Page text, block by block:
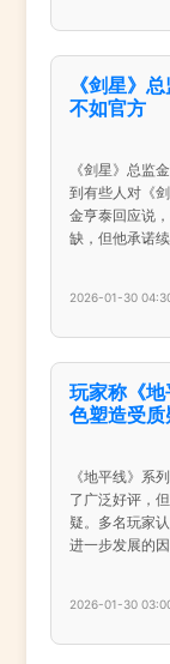
《剑星》
不如官方
《剑星》总监
到有些人对《
金亨泰回应说
缺，但他承诺
2026-01-30
玩家称《
色塑造受质
《地平线》系
了广泛好评，
疑。多名玩家
进一步发展的
2026-01-30